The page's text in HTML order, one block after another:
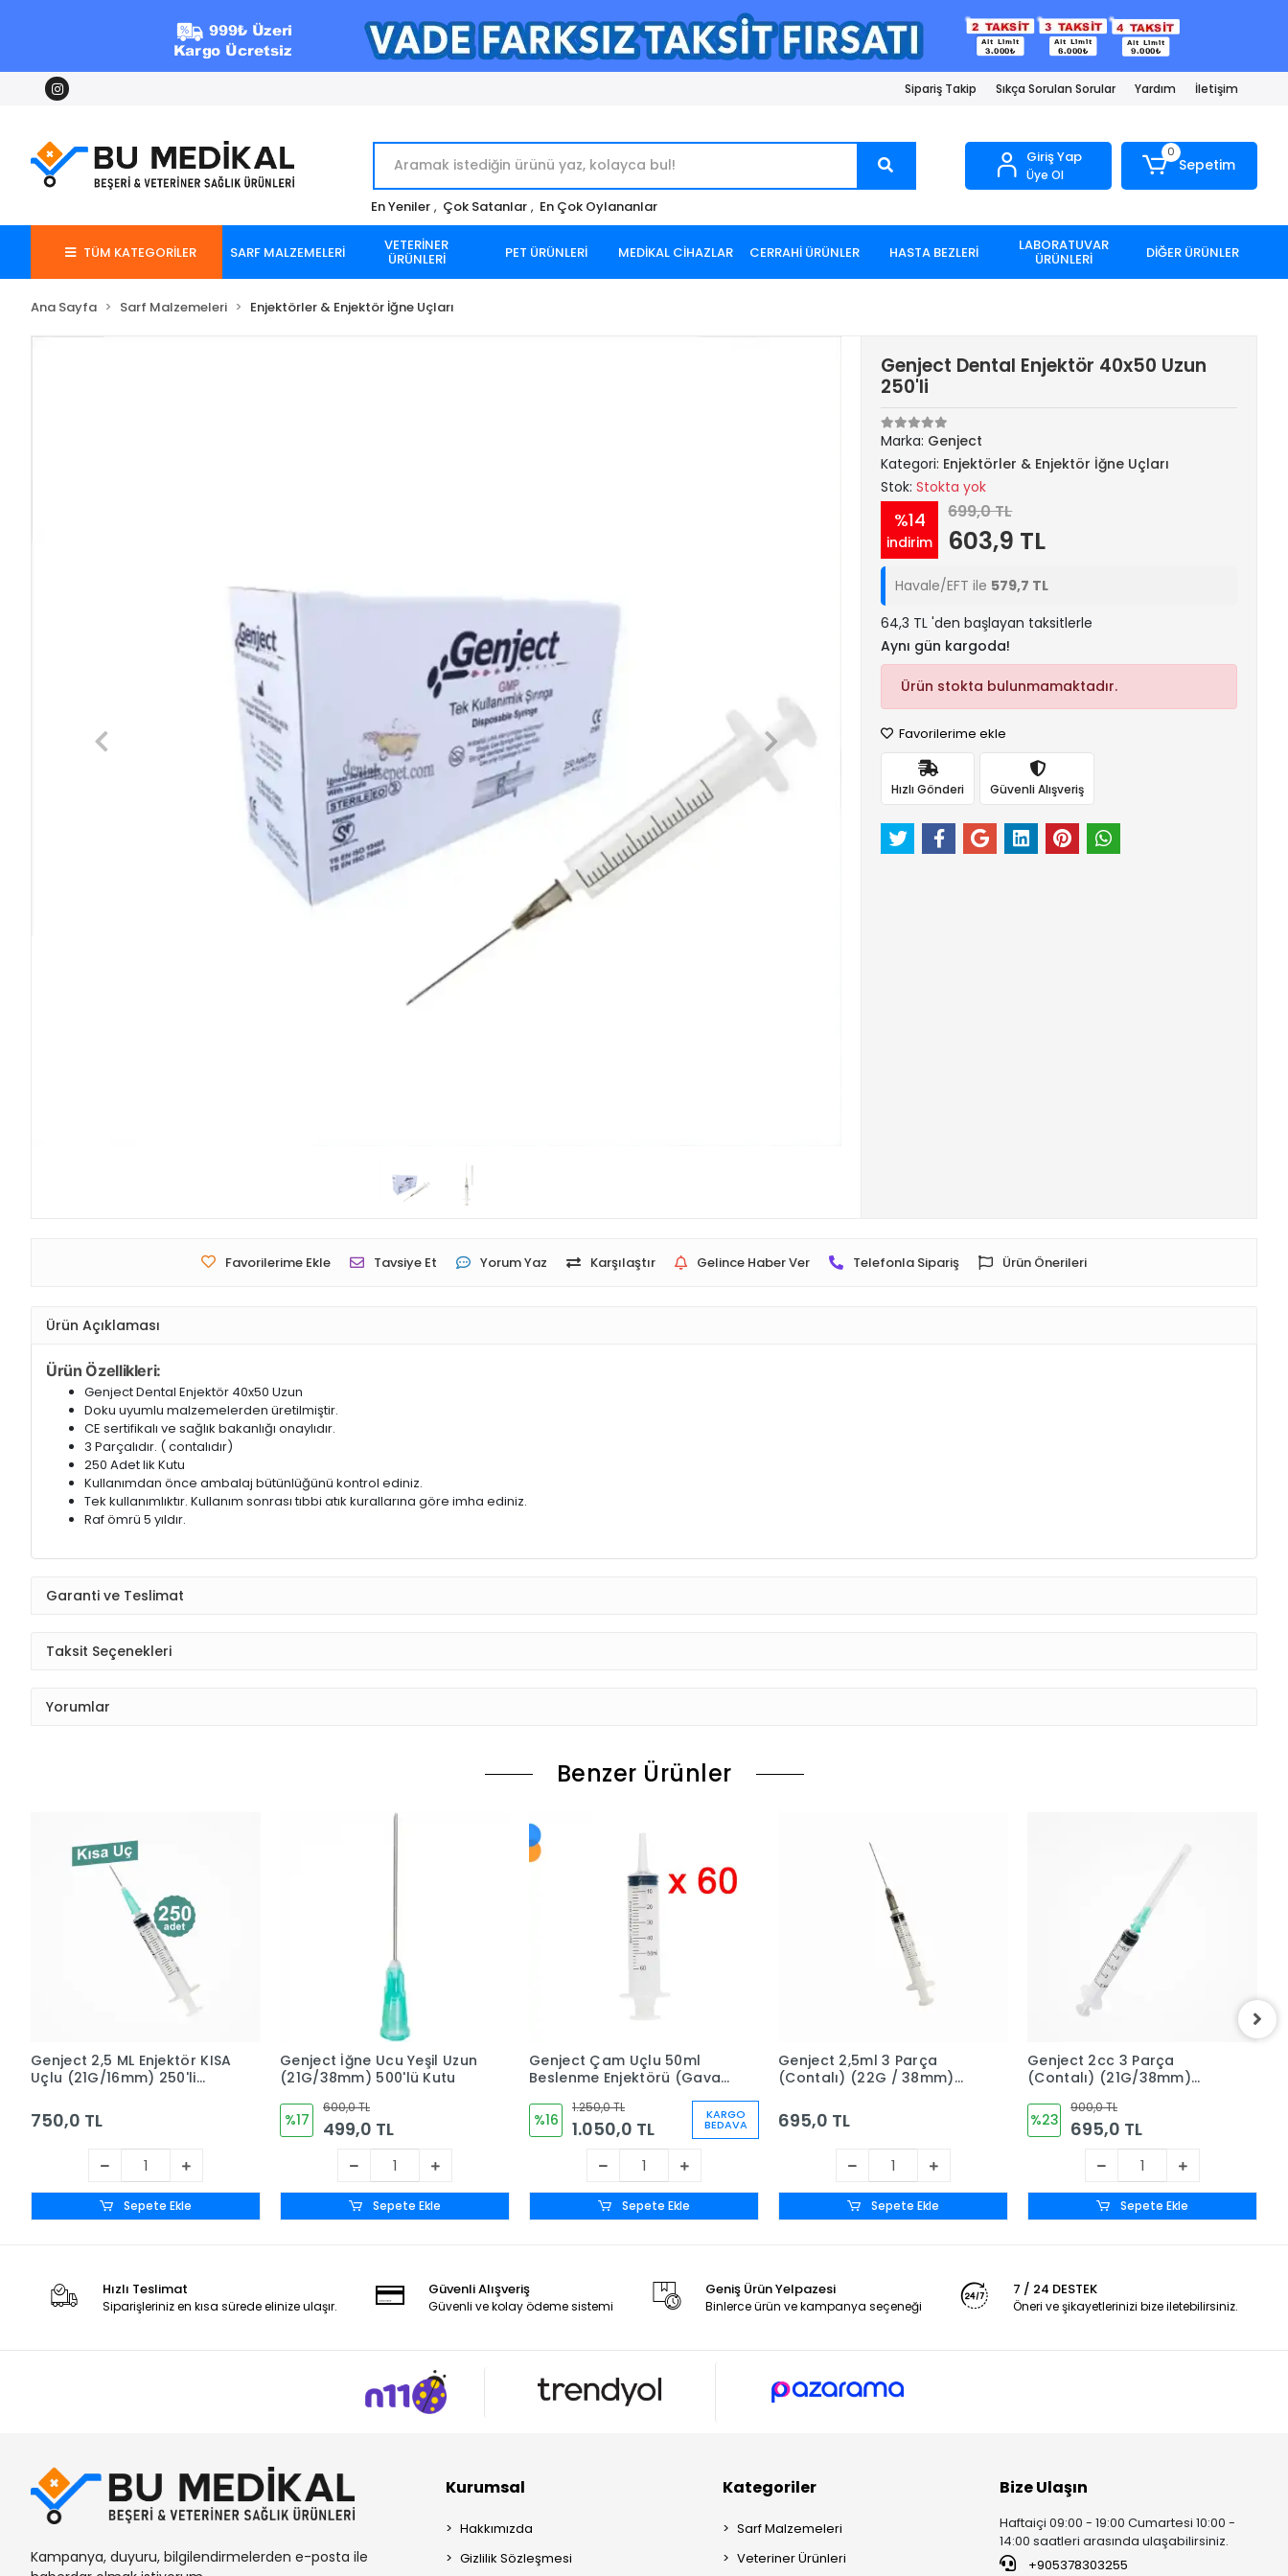
Sipariş Takip Sıkça Sorulan Sorular Yardım İletişim
En Yeniler , Çok Satanlar , En Çok Oylananlar
Giriş Yap
Üye Ol
0
Sepetim
TÜM KATEGORİLER SARF MALZEMELERİ VETERİNER
ÜRÜNLERİ PET ÜRÜNLERİ MEDİKAL CİHAZLAR CERRAHİ ÜRÜNLER HASTA BEZLERİ LABORATUVAR
ÜRÜNLERİ DİĞER ÜRÜNLER
Ana Sayfa Sarf Malzemeleri Enjektörler & Enjektör İğne Uçları
Genject Dental Enjektör 40x50 Uzun
250'li
Marka: Genject
Kategori: Enjektörler & Enjektör İğne Uçları
Stok:Stokta yok
%14
indirim
699,0 TL
603,9 TL
Havale/EFT ile 579,7 TL
64,3 TL 'den başlayan taksitlerle
Aynı gün kargoda!
Ürün stokta bulunmamaktadır.
Favorilerime ekle
Hızlı Gönderi Güvenli Alışveriş
Favorilerime Ekle Tavsiye Et Yorum Yaz Karşılaştır Gelince Haber Ver Telefonla Sipariş Ürün Önerileri
Ürün Açıklaması
Ürün Özellikleri:
Genject Dental Enjektör 40x50 Uzun
Doku uyumlu malzemelerden üretilmiştir.
CE sertifikalı ve sağlık bakanlığı onaylıdır.
3 Parçalıdır. ( contalıdır)
250 Adet lik Kutu
Kullanımdan önce ambalaj bütünlüğünü kontrol ediniz.
Tek kullanımlıktır. Kullanım sonrası tıbbi atık kurallarına göre imha ediniz.
Raf ömrü 5 yıldır.
Garanti ve Teslimat
Taksit Seçenekleri
Yorumlar
Benzer Ürünler
Genject 2,5 ML Enjektör KISA
Uçlu (21G/16mm) 250'li
750,0 TL
Sepete Ekle
Genject İğne Ucu Yeşil Uzun
(21G/38mm) 500'lü Kutu
%17
600,0 TL
499,0 TL
Sepete Ekle
Genject Çam Uçlu 50ml
Beslenme Enjektörü (Gavaj
%16
1.250,0 TL
1.050,0 TL
KARGO
BEDAVA
Sepete Ekle
Genject 2,5ml 3 Parça
(Contalı) (22G / 38mm)
Kutu
695,0 TL
Sepete Ekle
Genject 2cc 3 Parça
(Contalı) (21G/38mm)
%23
900,0 TL
695,0 TL
Sepete Ekle
Hızlı Teslimat
Siparişleriniz en kısa sürede elinize ulaşır.
Güvenli Alışveriş
Güvenli ve kolay ödeme sistemi
Geniş Ürün Yelpazesi
Binlerce ürün ve kampanya seçeneği
7 / 24 DESTEK
Öneri ve şikayetlerinizi bize iletebilirsiniz.
Kampanya, duyuru, bilgilendirmelerden e-posta ile
Kurumsal
Hakkımızda
Gizlilik Sözleşmesi
Kategoriler
Sarf Malzemeleri
Veteriner Ürünleri
Bize Ulaşın
Haftaiçi 09:00 - 19:00 Cumartesi 10:00 -
14:00 saatleri arasında ulaşabilirsiniz.
+905378303255